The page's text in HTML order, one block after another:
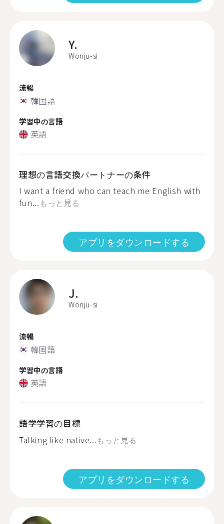
Y.
Wonju-si
流暢
韓国語
学習中の言語
英語
理想の言語交換パートナーの条件
I want a friend who can teach me English with
fun... もっと見る
アプリをダウンロードする
J.
Wonju-si
流暢
韓国語
学習中の言語
英語
語学学習の目標
Talking like native...もっと見る
アプリをダウンロードする